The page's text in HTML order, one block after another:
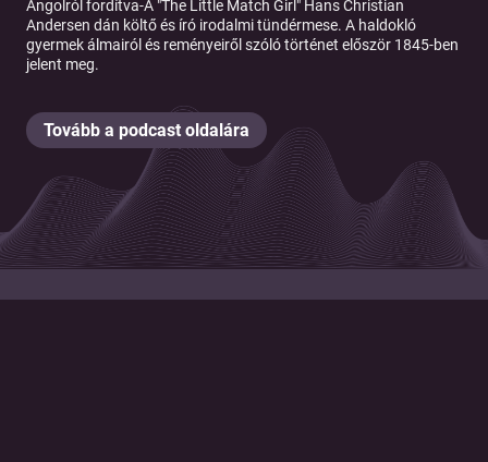
Angolról fordítva-A "The Little Match Girl" Hans Christian
Andersen dán költő és író irodalmi tündérmese. A haldokló
gyermek álmairól és reményeiről szóló történet először 1845-ben
jelent meg.
Tovább a podcast oldalára